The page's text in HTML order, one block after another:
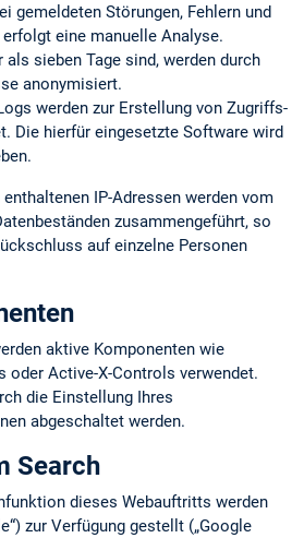
gemeldeten Störungen, Fehlern und
eine manuelle Analyse.
als sieben Tage sind, werden durch
anonymisiert.
werden zur Erstellung von Zugriffs­
Die hierfür eingesetzte Software wird
IP-Adressen werden vom
zusammengeführt, so
auf einzelne Personen
aktive Komponenten wie
oder Active-X-Controls verwendet.
die Einstellung Ihres
abgeschaltet werden.
Search
dieses Webauftritts werden
zur Verfügung gestellt („Google